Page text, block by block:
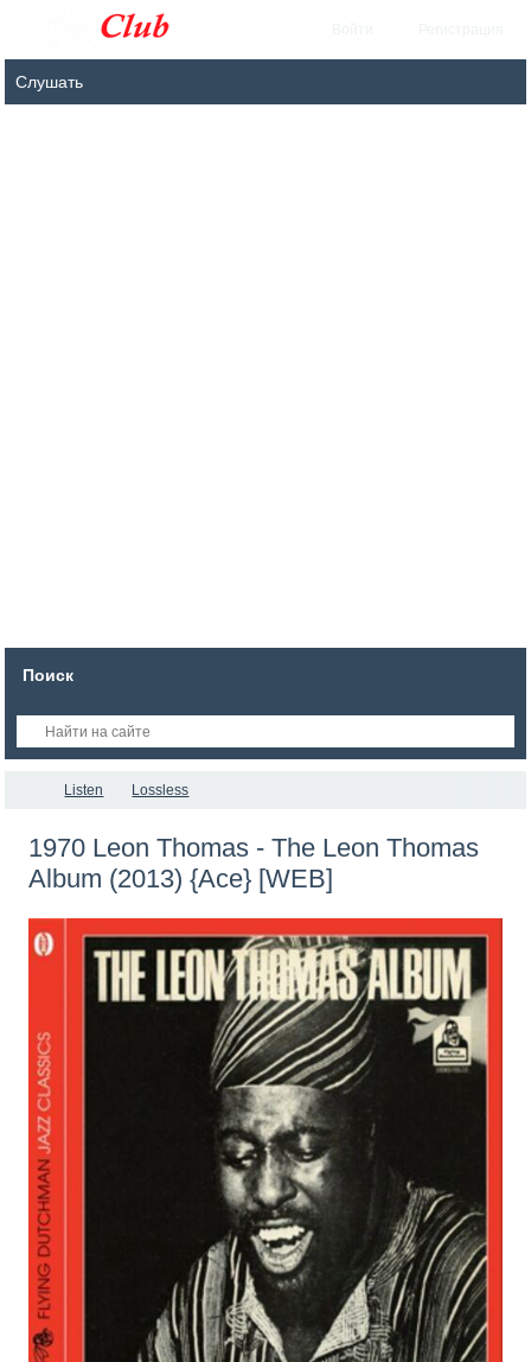
Поиск
Listen Lossless
1970 Leon Thomas - The Leon Thomas
Album (2013) {Ace} [WEB]